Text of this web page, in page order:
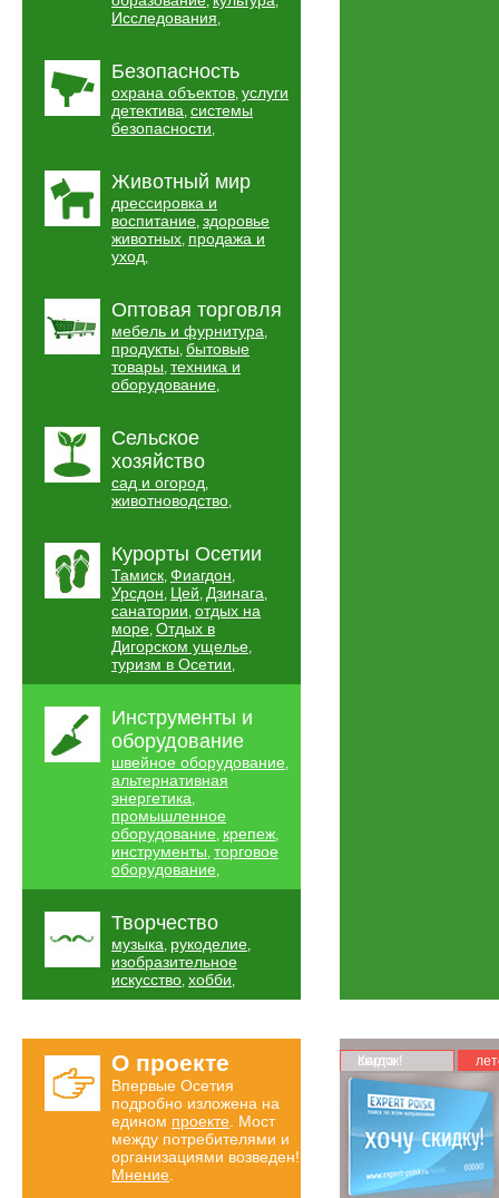
Исследования,
Безопасность
охрана объектов, услуги
детектива, системы
безопасности,
Животный мир
дрессировка и
воспитание, здоровье
животных, продажа и
уход,
Оптовая торговля
мебель и фурнитура,
продукты, бытовые
товары, техника и
оборудование,
Сельское
хозяйство
сад и огород,
животноводство,
Курорты Осетии
Тамиск, Фиагдон,
Урсдон, Цей, Дзинага,
санатории, отдых на
море, Отдых в
Дигорском ущелье,
туризм в Осетии,
Инструменты и
оборудование
швейное оборудование,
альтернативная
энергетика,
промышленное
оборудование, крепеж,
инструменты, торговое
оборудование,
Творчество
музыка, рукоделие,
изобразительное
искусство, хобби,
О проекте
Впервые Осетия
подробно изложена на
едином проекте . Мост
между потребителями и
организациями возведен!
Мнение
Карта скидок!